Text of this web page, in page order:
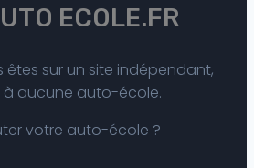
ECOLE.FR
êtes sur un site indépendant,
à aucune auto-école.
votre auto-école ?